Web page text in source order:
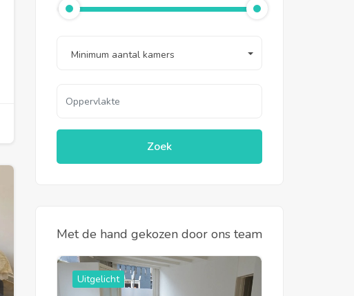
Minimum aantal kamers
Zoek
Met de hand gekozen door ons team
Uitgelicht